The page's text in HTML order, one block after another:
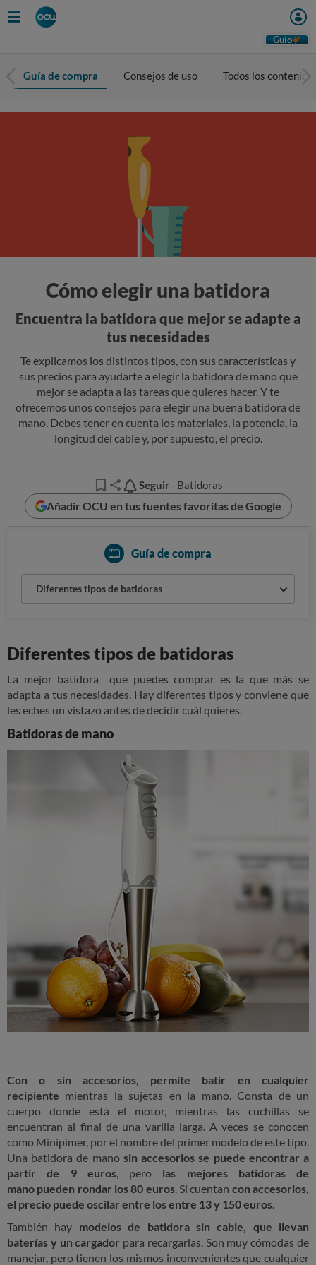
Guio
Guía de compra Consejos de uso Todos los
Cómo elegir una batidora
Encuentra la batidora que mejor se adapte a
tus necesidades
Te explicamos los distintos tipos, con sus características y
sus precios para ayudarte a elegir la batidora de mano que
mejor se adapta a las tareas que quieres hacer. Y te
ofrecemos unos consejos para elegir una buena batidora de
mano. Debes tener en cuenta los materiales, la potencia, la
longitud del cable y, por supuesto, el precio.
Seguir
Seguir - Batidoras
Añadir OCU en tus fuentes favoritas de Google
Guía de compra
Diferentes tipos de batidoras
Diferentes tipos de batidoras
La mejor batidora que puedes comprar es la que más se
adapta a tus necesidades. Hay diferentes tipos y conviene que
les eches un vistazo antes de decidir cuál quieres.
Batidoras de mano
Con o sin accesorios, permite batir en cualquier
recipiente mientras la sujetas en la mano. Consta de un
cuerpo donde está el motor, mientras las cuchillas se
encuentran al final de una varilla larga. A veces se conocen
como Minipimer, por el nombre del primer modelo de este tipo.
Una batidora de mano sin accesorios se puede encontrar a
partir de 9 euros, pero las mejores batidoras de
mano pueden rondar los 80 euros. Si cuentan con accesorios,
el precio puede oscilar entre los entre 13 y 150 euros.
También hay modelos de batidora sin cable, que llevan
baterías y un cargador para recargarlas. Son muy cómodas de
manejar, pero tienen los mismos inconvenientes que cualquier